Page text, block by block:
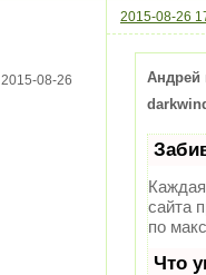
2015-08-26
2015-08-26
Андрей
сайта
по
Что